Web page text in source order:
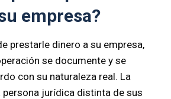
empresa?
prestarle dinero a su empresa,
se documente y se
con su naturaleza real. La
persona jurídica distinta de sus